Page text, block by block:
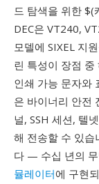
드 탐색을 위한 $(
DEC은 VT240,
모델에 SIXEL 지
린 특성이 장점
인쇄 가능 문자와
은 바이너리 안전
널, SSH 세션, 텔
해 전송할 수 있습
다 — 수십 년의 무
뮬레이터에 구현